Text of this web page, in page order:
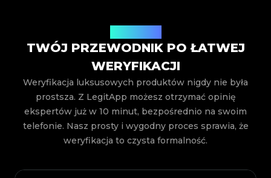
TWÓJ PRZEWODNIK PO ŁATWEJ
WERYFIKACJI
Weryfikacja luksusowych produktów nigdy nie była
prostsza. Z LegitApp możesz otrzymać opinię
ekspertów już w 10 minut, bezpośrednio na swoim
telefonie. Nasz prosty i wygodny proces sprawia, że
weryfikacja to czysta formalność.